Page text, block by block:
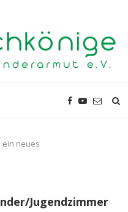
ein neues
Jugendzimmer